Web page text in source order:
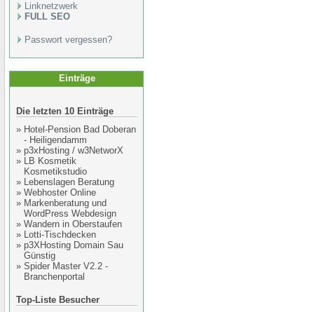
Linknetzwerk
FULL SEO
Passwort vergessen?
Einträge
Die letzten 10 Einträge
» Hotel-Pension Bad Doberan
- Heiligendamm
» p3xHosting / w3NetworX
» LB Kosmetik
Kosmetikstudio
» Lebenslagen Beratung
» Webhoster Online
» Markenberatung und
WordPress Webdesign
» Wandern in Oberstaufen
» Lotti-Tischdecken
» p3XHosting Domain Sau
Günstig
» Spider Master V2.2 -
Branchenportal
Top-Liste Besucher